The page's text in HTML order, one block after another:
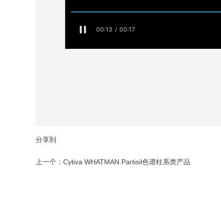
分享到
上一个： Cytiva WHATMAN Partisil色谱柱系类产品